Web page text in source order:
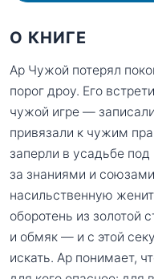
О КНИГЕ
Ар Чужой потерял
порог дроу. Его
чужой игре —
привязали к чужим
заперли в усадьбе
за знаниями и
насильственную
оборотень из золотой
и обмяк — и с этой
искать. Ар понимает,